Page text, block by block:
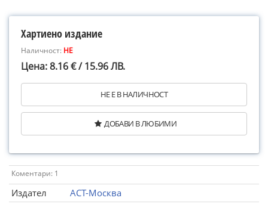
Хартиено издание
Наличност: НЕ
Цена: 8.16 € / 15.96 ЛВ.
НЕ Е В НАЛИЧНОСТ
ДОБАВИ В ЛЮБИМИ
Коментари: 1
Издател
АСТ-Москва